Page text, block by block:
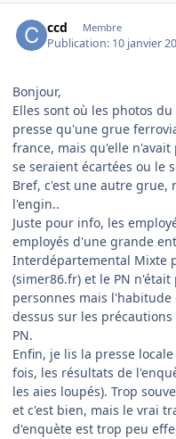
ccd Membre
Publication: 10 janvier
Bonjour,
Elles sont où les photos
presse qu'une grue
france, mais qu'elle n'avait
se seraient écartées ou le
Bref, c'est une autre
l'engin..
Juste pour info, les
employés d'une grande
Interdépartemental Mixte
(simer86.fr) et le PN
personnes mais l'habitude
dessus sur les
PN.
Enfin, je lis la presse
fois, les résultats de
les aies loupés). Trop
et c'est bien, mais le vrai
d'enquète est trop peu